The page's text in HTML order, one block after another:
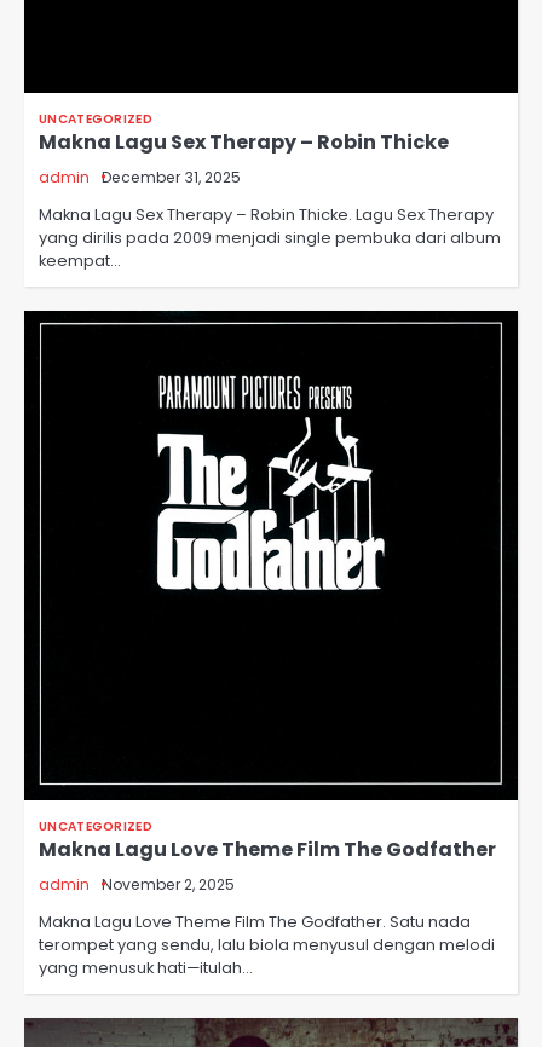
UNCATEGORIZED
Makna Lagu Sex Therapy – Robin Thicke
admin December 31, 2025
Makna Lagu Sex Therapy – Robin Thicke. Lagu Sex Therapy
yang dirilis pada 2009 menjadi single pembuka dari album
keempat…
UNCATEGORIZED
Makna Lagu Love Theme Film The Godfather
admin November 2, 2025
Makna Lagu Love Theme Film The Godfather. Satu nada
terompet yang sendu, lalu biola menyusul dengan melodi
yang menusuk hati—itulah…